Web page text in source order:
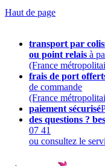
Haut de page
transport par
ou point relais à
(France
frais de port
de commande
(France
paiement sécurisé
des questions ?
07 41
ou consultez le